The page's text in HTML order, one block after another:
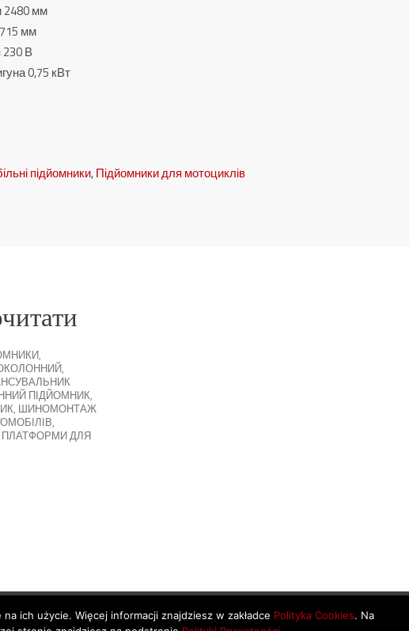
2480 мм
мм
В
0,75 кВт
підйомники,Підйомники для мотоциклів
,
,
ПІДЙОМНИК,
, ШИНОМОНТАЖ
,
ПЛАТФОРМИ ДЛЯ
ich użycie. Więcej informacji znajdziesz w zakładce Polityka Cookies. Na